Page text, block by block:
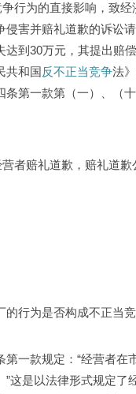
行为的直接影响，致经
侵害并赔礼道歉的诉讼
到30万元，其提出赔
共和国反不正当竞争法
条第一款第（一）、（
者赔礼道歉，赔礼道歉
行为是否构成不正当
第一款规定：“经营者在
这是以法律形式规定了